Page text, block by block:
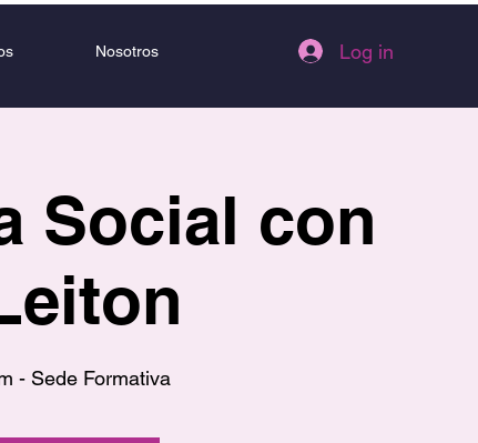
Nosotros Log in
Social con
- Sede Formativa